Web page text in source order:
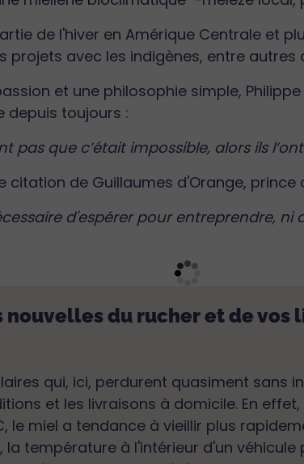
de l'hiver en Amérique Centrale et
projets avec les indigènes, entre autres
et une philosophie simple,
depuis toujours :
pas que c’était impossible, alors ils
citation de Guillaumes d'Orange, prince
d'espérer pour entreprendre, ni
nouvelles du rucher et de vos
qui, ici, perdurent quasiment sans
et les livraisons à domicile. En
le miel a tendance à vieillir plus
la température à l'intérieur d'un